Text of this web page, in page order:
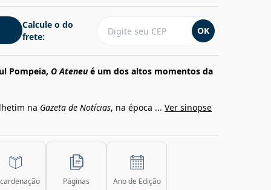
Calcule o do
frete:
OK
Pompeia, O Ateneué um dos altos momentos da
na Gazeta de Notícias, na época ... Ver sinopse
Páginas Ano de Edição